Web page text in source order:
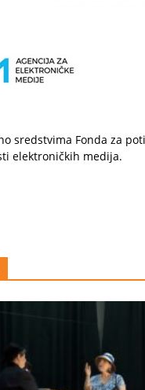
sredstvima Fonda za
elektroničkih medija.